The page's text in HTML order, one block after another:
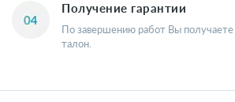
Получение гарантии
По завершению работ Вы получаете
талон.